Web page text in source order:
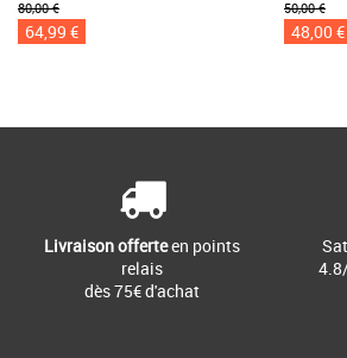
80,00 €
64,99 €
50,00 €
48,00 €
Livraison offerteen points
relais
dès 75€ d'achat